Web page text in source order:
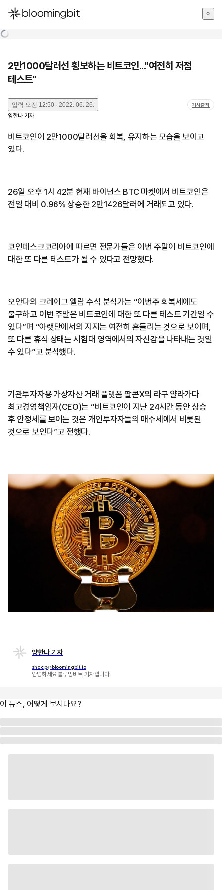
한국어
2만1000달러선 횡보하는 비트코인..."여전히 저점
테스트"
입력 오전 12:50 · 2022. 06. 26. 기사출처
양한나 기자
비트코인이 2만1000달러선을 회복, 유지하는 모습을 보이고
있다.
26일 오후 1시 42분 현재 바이낸스 BTC 마켓에서 비트코인은
전일 대비 0.96% 상승한 2만1426달러에 거래되고 있다.
코인데스크코리아에 따르면 전문가들은 이번 주말이 비트코인에
대한 또 다른 테스트가 될 수 있다고 전망했다.
오안다의 크레이그 엘람 수석 분석가는 “이번주 회복세에도
불구하고 이번 주말은 비트코인에 대한 또 다른 테스트 기간일 수
있다”며 “아랫단에서의 지지는 여전히 흔들리는 것으로 보이며,
또 다른 휴식 상태는 시험대 영역에서의 자신감을 나타내는 것일
수 있다”고 분석했다.
기관투자자용 가상자산 거래 플랫폼 팔콘X의 라구 얄라가다
최고경영책임자(CEO)는 “비트코인이 지난 24시간 동안 상승
후 안정세를 보이는 것은 개인투자자들의 매수세에서 비롯된
것으로 보인다”고 전했다.
양한나 기자
sheep@bloomingbit.io
안녕하세요 블루밍비트 기자입니다.
이 뉴스, 어떻게 보시나요?